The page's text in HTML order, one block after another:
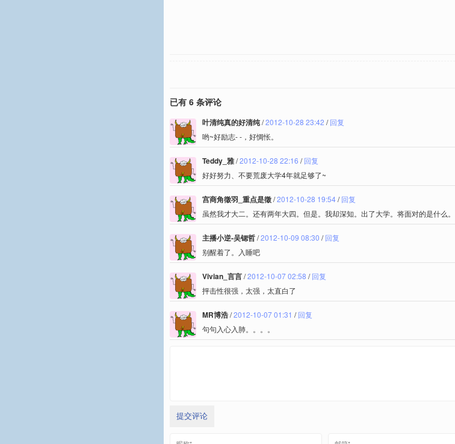
已有 6 条评论
叶清纯真的好清纯/2012-10-28 23:42 /回复
哟~好励志- -，好惆怅。
Teddy_雅/2012-10-28 22:16 /回复
好好努力、不要荒废大学4年就足够了~
宫商角徵羽_重点是徵/2012-10-28 19:54/回复
虽然我才大二。还有两年大四。但是。我却深知。出了大学。将面对的是什么。
主播小逆-吴锶哲/2012-10-09 08:30 /回复
别醒着了。入睡吧
Vivian_言言/2012-10-07 02:58 /回复
抨击性很强，太强，太直白了
MR博浩/2012-10-07 01:31 /回复
句句入心入肺。。。。
提交评论